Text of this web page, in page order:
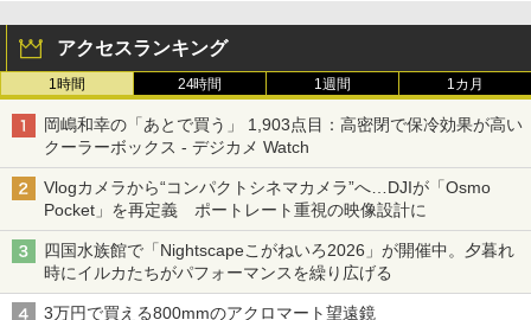
アクセスランキング
1時間 24時間 1週間 1カ月
岡嶋和幸の「あとで買う」 1,903点目：高密閉で保冷効果が高い
クーラーボックス - デジカメ Watch
Vlogカメラから“コンパクトシネマカメラ”へ…DJIが「Osmo
Pocket」を再定義 ポートレート重視の映像設計に
四国水族館で「Nightscapeこがねいろ2026」が開催中。夕暮れ
時にイルカたちがパフォーマンスを繰り広げる
3万円で買える800mmのアクロマート望遠鏡